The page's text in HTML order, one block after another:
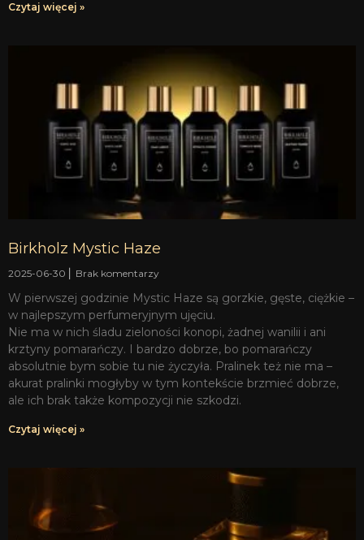
Czytaj więcej »
Birkholz Mystic Haze
2025-06-30 Brak komentarzy
W pierwszej godzinie Mystic Haze są gorzkie, gęste, ciężkie –
w najlepszym perfumeryjnym ujęciu.
Nie ma w nich śladu zieloności konopi, żadnej wanilii i ani
krztyny pomarańczy. I bardzo dobrze, bo pomarańczy
absolutnie bym sobie tu nie życzyła. Pralinek też nie ma –
akurat pralinki mogłyby w tym kontekście brzmieć dobrze,
ale ich brak także kompozycji nie szkodzi.
Czytaj więcej »